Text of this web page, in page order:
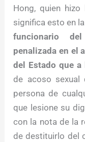
Hong, quien
significa esto en
funcionario
penalizada en el
del Estado que a
de acoso sexual
persona de
que lesione su
con la nota de la
de destituirlo del